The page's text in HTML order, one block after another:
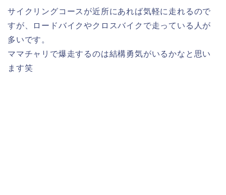
サイクリングコースが近所にあれば気軽に走れるので
すが、ロードバイクやクロスバイクで走っている人が
多いです。
ママチャリで爆走するのは結構勇気がいるかなと思い
ます笑